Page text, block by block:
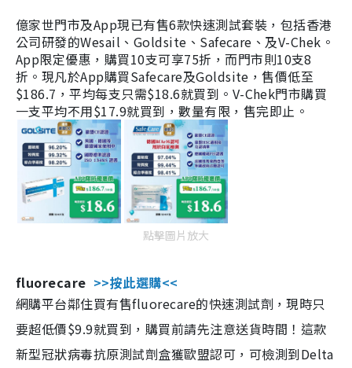
億家世門市及App現已有售6款快速測試套裝，包括香港
公司研發的Wesail、Goldsite、Safecare、及V-Chek。
App限定優惠，購買10支可享75折，而門市則10支8
折。現凡於App購買Safecare及Goldsite，售價低至
$186.7，平均每支只需$18.6就買到。V-Chek門市購買
一支平均不用$17.9就買到，數量有限，售完即止。
點擊圖片放大
fluorecare >>按此選購<<
網購平台鄰住買有售fluorecare的快速測試劑，現時只
要超低價$9.9就買到，購買前請先注意送貨時間！這款
新型冠狀病毒抗原測試劑盒獲歐盟認可，可檢測到Delta